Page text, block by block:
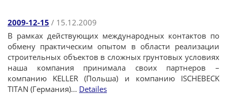
2009-12-15 / 15.12.2009
В рамках действующих международных контактов по
обмену практическим опытом в области реализации
строительных объектов в сложных грунтовых условиях
наша компания принимала своих партнеров –
компанию KELLER (Польша) и компанию ISCHEBECK
TITAN (Германия)... Detailes